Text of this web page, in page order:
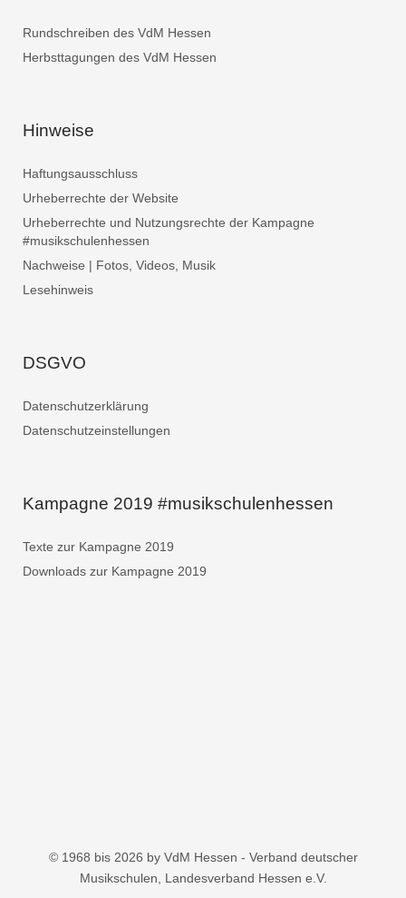
Rundschreiben des VdM Hessen
Herbsttagungen des VdM Hessen
Hinweise
Haftungsausschluss
Urheberrechte der Website
Urheberrechte und Nutzungsrechte der Kampagne
#musikschulenhessen
Nachweise | Fotos, Videos, Musik
Lesehinweis
DSGVO
Datenschutzerklärung
Datenschutzeinstellungen
Kampagne 2019 #musikschulenhessen
Texte zur Kampagne 2019
Downloads zur Kampagne 2019
© 1968 bis 2026 by VdM Hessen - Verband deutscher
Musikschulen, Landesverband Hessen e.V.